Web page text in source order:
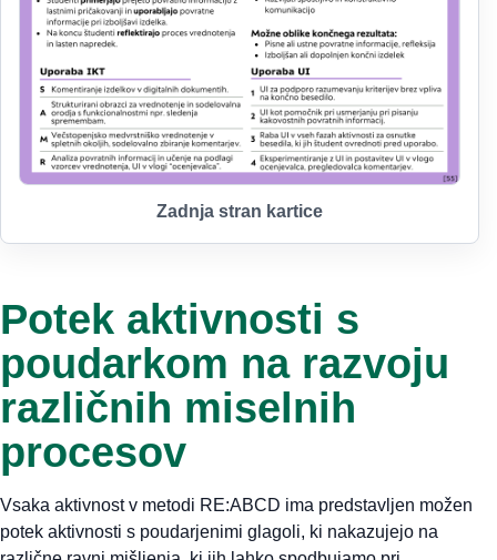
Zadnja stran kartice
Potek aktivnosti s
poudarkom na razvoju
različnih miselnih
procesov
Vsaka aktivnost v metodi RE:ABCD ima predstavljen možen
potek aktivnosti s poudarjenimi glagoli, ki nakazujejo na